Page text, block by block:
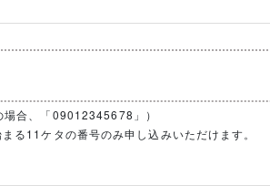
合、「09012345678」）
11ケタの番号のみ申し込みいただけます。